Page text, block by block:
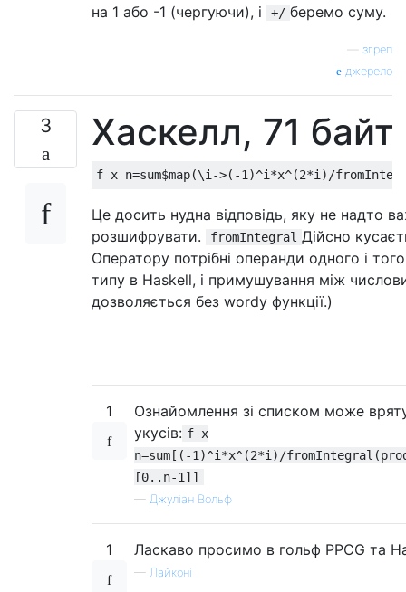
на 1 або -1 (чергуючи), і
+/ беремо суму.
згреп
джерело
3 Хаскелл, 71 байт
Це досить нудна відповідь, яку не надто
розшифрувати.
fromIntegral Дійсно
Оператору потрібні операнди одного і
типу в Haskell, і примушування між
дозволяється без wordy функції.)
1
Ознайомлення зі списком може
укусів: f x
n=sum[(-1)^i*x^(2*i)/
[0..n-1]]
— Джуліан Вольф
1 Ласкаво просимо в гольф PPCG та
— Лайконі